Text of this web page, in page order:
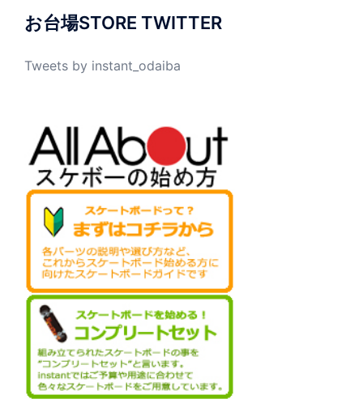
お台場STORE TWITTER
Tweets by instant_odaiba